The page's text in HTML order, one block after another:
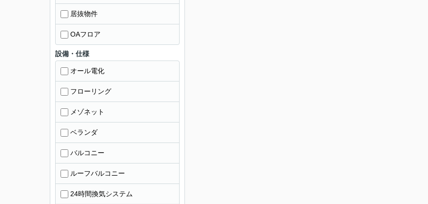
居抜物件
OAフロア
設備・仕様
オール電化
フローリング
メゾネット
ベランダ
バルコニー
ルーフバルコニー
24時間換気システム